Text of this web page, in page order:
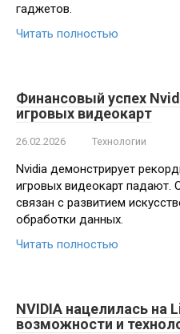
гаджетов.
Читать полностью
Финансовый успех
игровых видеокарт
26.02.2026 Технологии
Nvidia демонстрирует
игровых видеокарт падают.
связан с развитием
обработки данных.
Читать полностью
NVIDIA нацелилась на
возможности и